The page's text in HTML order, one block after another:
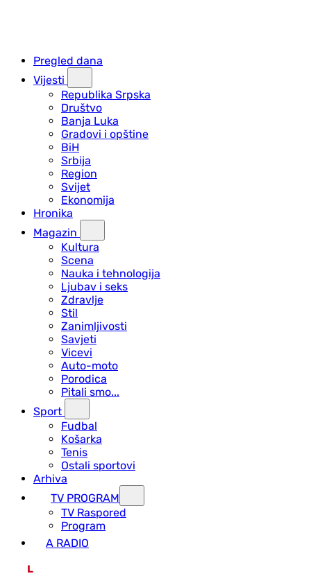
Pregled dana
Vijesti
Republika Srpska
Društvo
Banja Luka
Gradovi i opštine
BiH
Srbija
Region
Svijet
Ekonomija
Hronika
Magazin
Kultura
Scena
Nauka i tehnologija
Ljubav i seks
Zdravlje
Stil
Zanimljivosti
Savjeti
Vicevi
Auto-moto
Porodica
Pitali smo...
Sport
Fudbal
Košarka
Tenis
Ostali sportovi
Arhiva
TV PROGRAM
ТV Raspored
Program
A RADIO
L